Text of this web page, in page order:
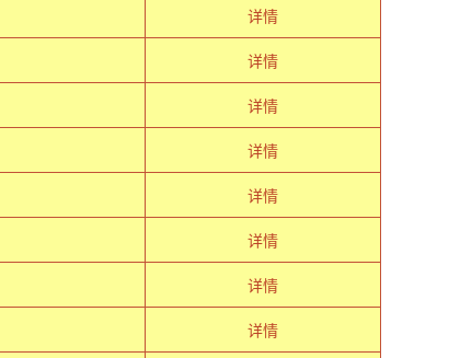
详情
详情
详情
详情
详情
详情
详情
详情